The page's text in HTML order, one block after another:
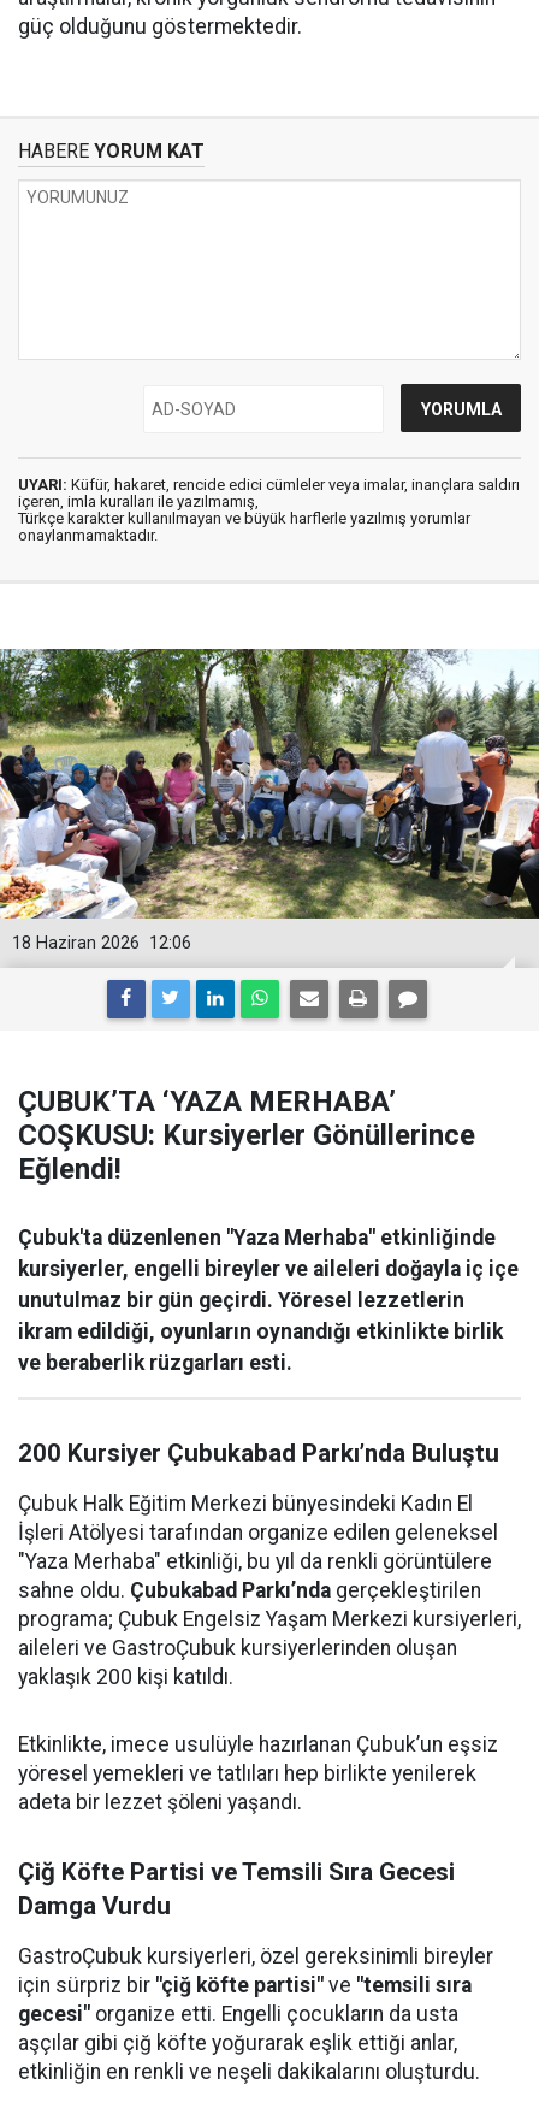
güç olduğunu göstermektedir.
HABERE YORUM KAT
UYARI: Küfür, hakaret, rencide edici cümleler veya imalar, inançlara saldırı
içeren, imla kuralları ile yazılmamış,
Türkçe karakter kullanılmayan ve büyük harflerle yazılmış yorumlar
onaylanmamaktadır.
12:06
18 Haziran 2026
ÇUBUK’TA ‘YAZA MERHABA’
COŞKUSU: Kursiyerler Gönüllerince
Eğlendi!
Çubuk'ta düzenlenen "Yaza Merhaba" etkinliğinde
kursiyerler, engelli bireyler ve aileleri doğayla iç içe
unutulmaz bir gün geçirdi. Yöresel lezzetlerin
ikram edildiği, oyunların oynandığı etkinlikte birlik
ve beraberlik rüzgarları esti.
200 Kursiyer Çubukabad Parkı’nda Buluştu
Çubuk Halk Eğitim Merkezi bünyesindeki Kadın El
İşleri Atölyesi tarafından organize edilen geleneksel
"Yaza Merhaba" etkinliği, bu yıl da renkli görüntülere
sahne oldu. Çubukabad Parkı’nda gerçekleştirilen
programa; Çubuk Engelsiz Yaşam Merkezi kursiyerleri,
aileleri ve GastroÇubuk kursiyerlerinden oluşan
yaklaşık 200 kişi katıldı.
Etkinlikte, imece usulüyle hazırlanan Çubuk’un eşsiz
yöresel yemekleri ve tatlıları hep birlikte yenilerek
adeta bir lezzet şöleni yaşandı.
Çiğ Köfte Partisi ve Temsili Sıra Gecesi
Damga Vurdu
GastroÇubuk kursiyerleri, özel gereksinimli bireyler
için sürpriz bir "çiğ köfte partisi" ve "temsili sıra
gecesi" organize etti. Engelli çocukların da usta
aşçılar gibi çiğ köfte yoğurarak eşlik ettiği anlar,
etkinliğin en renkli ve neşeli dakikalarını oluşturdu.